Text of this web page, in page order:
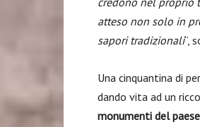
atteso non solo in
sapori tradizionali“,
Una cinquantina di
dando vita ad un
monumenti del